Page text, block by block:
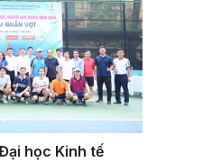
học Kinh tế